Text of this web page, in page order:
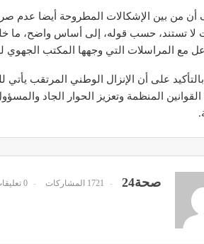
من بين الإشكالات المطروحة أيضا عدم
لا تستند، حسب قوله، إلى أساس واضح، ما
مع المراسلات التي وجهها المكتب الجهوي
على أن الإنزال الوطني المرتقب يأتي
القوانين المنظمة وتعزيز الحوار الجاد
صحة24 1721 المشاركات 0 تعليقات
د. لحنش شراف: الاقتطاع
واستهداف مباشر
تصحيح بعض الأفكار المغلوطة